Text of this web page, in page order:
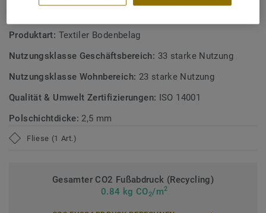
Produktart: Textiler Bodenbelag
Nutzungsklasse Geschäftsbereich: 33 starke Nutzung
Nutzungsklasse Wohnbereich: 23 starke Nutzung
Qualität & Umwelt Zertifizierungen: ISO 14001
Polschichtdicke: 2,5 mm
Fliese (1 Art.)
Gesamter CO2 Fußabdruck (Recycling)
0.84 kg CO2/m2